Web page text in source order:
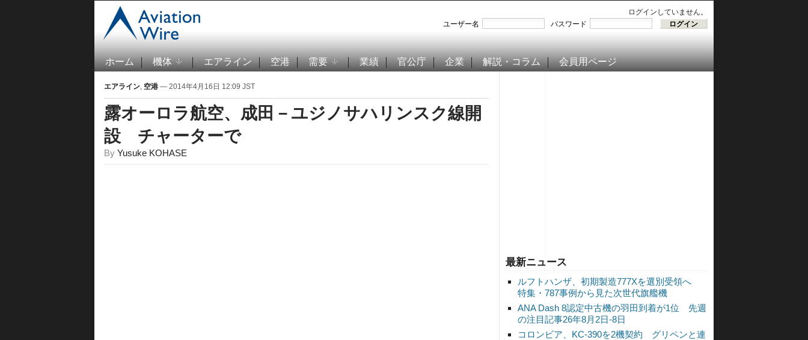
ログインしていません。
ユーザー名
パスワード
ホーム 機体 エアライン 空港 需要 業績 官公庁 企業 解説・コラム 会員用ページ
最新ニュース
ルフトハンザ、初期製造777Xを選別受領へ
特集・787事例から見た次世代旗艦機
ANA Dash 8認定中古機の羽田到着が1位 先週
の注目記事26年8月2日-8日
コロンビア、KC-390を2機契約 グリペンと連
エアライン, 空港 — 2014年4月16日 12:09 JST
露オーロラ航空、成田－ユジノサハリンスク線開
設 チャーターで
By Yusuke KOHASE